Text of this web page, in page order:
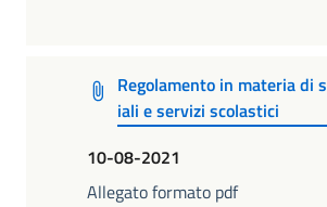
Regolamento in materia di
iali e servizi scolastici
10-08-2021
Allegato formato pdf